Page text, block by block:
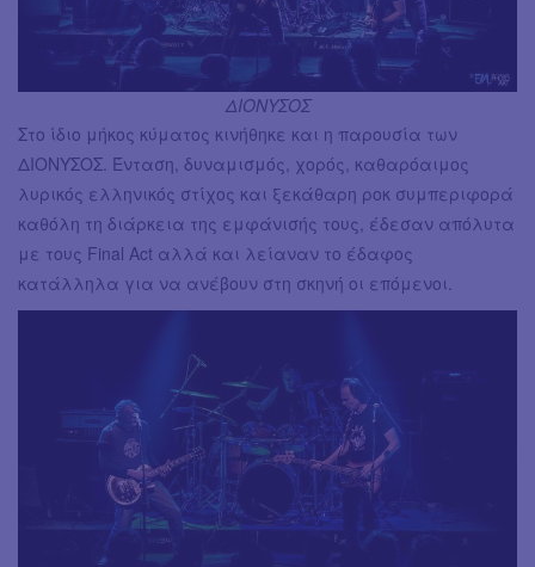
ΔΙΟΝΥΣΟΣ
Στο ίδιο μήκος κύματος κινήθηκε και η παρουσία των
ΔΙΟΝΥΣΟΣ. Ένταση, δυναμισμός, χορός, καθαρόαιμος
λυρικός ελληνικός στίχος και ξεκάθαρη ροκ συμπεριφορά
καθόλη τη διάρκεια της εμφάνισής τους, έδεσαν απόλυτα
με τους Final Act αλλά και λείαναν το έδαφος
κατάλληλα για να ανέβουν στη σκηνή οι επόμενοι.